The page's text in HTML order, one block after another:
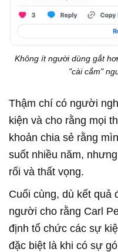
Không ít người dùng gắt
"cài cắm"
Thậm chí có người
kiện và cho rằng mọi
khoản chia sẻ rằng
suốt nhiều năm,
rối và thất vọng.
Cuối cùng, dù kết quả
người cho rằng Carl
định tổ chức các sự
đặc biệt là khi có sự